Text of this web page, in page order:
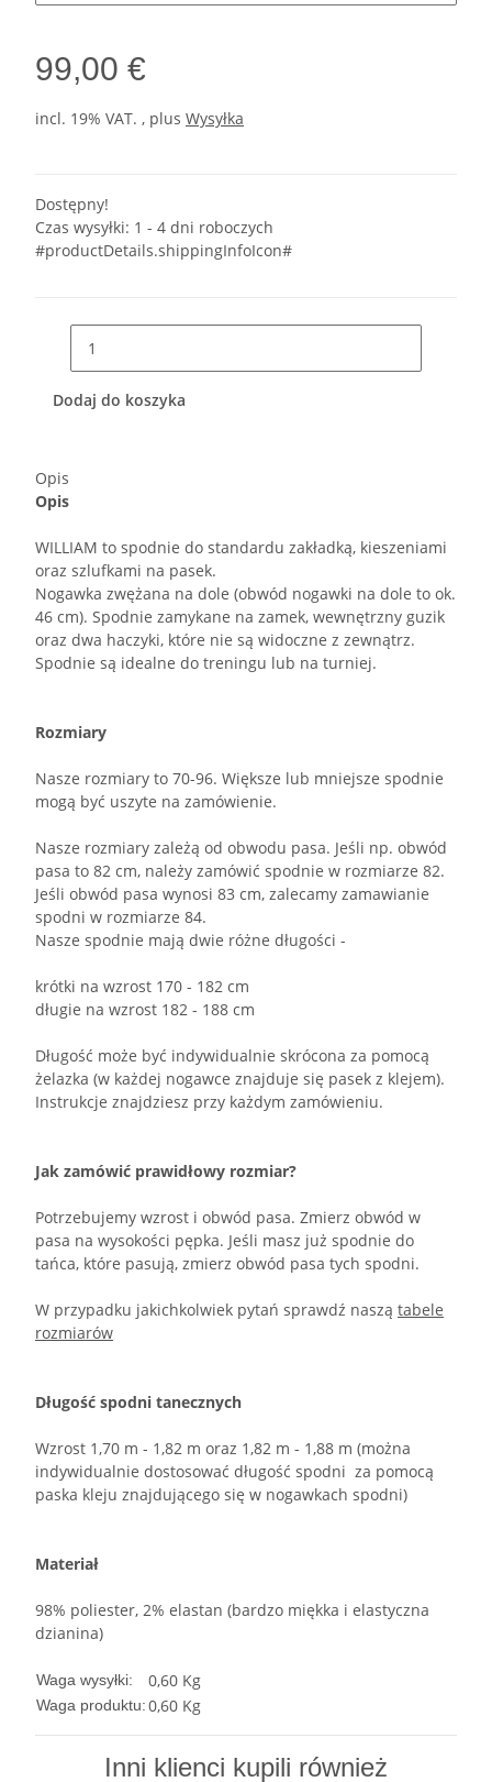
99,00 €
incl. 19% VAT. , plus Wysyłka
Dostępny!
Czas wysyłki: 1 - 4 dni roboczych
#productDetails.shippingInfoIcon#
Dodaj do koszyka
Opis
Opis
WILLIAM to spodnie do standardu zakładką, kieszeniami
oraz szlufkami na pasek.
Nogawka zwężana na dole (obwód nogawki na dole to ok.
46 cm). Spodnie zamykane na zamek, wewnętrzny guzik
oraz dwa haczyki, które nie są widoczne z zewnątrz.
Spodnie są idealne do treningu lub na turniej.
Rozmiary
Nasze rozmiary to 70-96. Większe lub mniejsze spodnie
mogą być uszyte na zamówienie.
Nasze rozmiary zależą od obwodu pasa. Jeśli np. obwód
pasa to 82 cm, należy zamówić spodnie w rozmiarze 82.
Jeśli obwód pasa wynosi 83 cm, zalecamy zamawianie
spodni w rozmiarze 84.
Nasze spodnie mają dwie różne długości -
krótki na wzrost 170 - 182 cm
długie na wzrost 182 - 188 cm
Długość może być indywidualnie skrócona za pomocą
żelazka (w każdej nogawce znajduje się pasek z klejem).
Instrukcje znajdziesz przy każdym zamówieniu.
Jak zamówić prawidłowy rozmiar?
Potrzebujemy wzrost i obwód pasa. Zmierz obwód w
pasa na wysokości pępka. Jeśli masz już spodnie do
tańca, które pasują, zmierz obwód pasa tych spodni.
W przypadku jakichkolwiek pytań sprawdź naszą tabele
rozmiarów
Długość spodni tanecznych
Wzrost 1,70 m - 1,82 m oraz 1,82 m - 1,88 m (można
indywidualnie dostosować długość spodni za pomocą
paska kleju znajdującego się w nogawkach spodni)
Materiał
98% poliester, 2% elastan (bardzo miękka i elastyczna
dzianina)
Waga wysyłki: 0,60 Kg
Waga produktu:0,60 Kg
Inni klienci kupili również